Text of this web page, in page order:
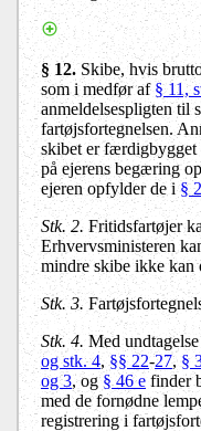
§ 12. Skibe, hvis
som i medfør af § 11,
anmeldelsespligten til
fartøjsfortegnelsen.
skibet er
på ejerens begæring
ejeren opfylder de i§ 2
Stk. 2. Fritidsfartøjer
Erhvervsministeren
mindre skibe ikke kan
Stk. 3.
Stk. 4. Med
og stk. 4,§§ 22-27, §
og 3, og§ 46 e finder
med de fornødne
registrering i